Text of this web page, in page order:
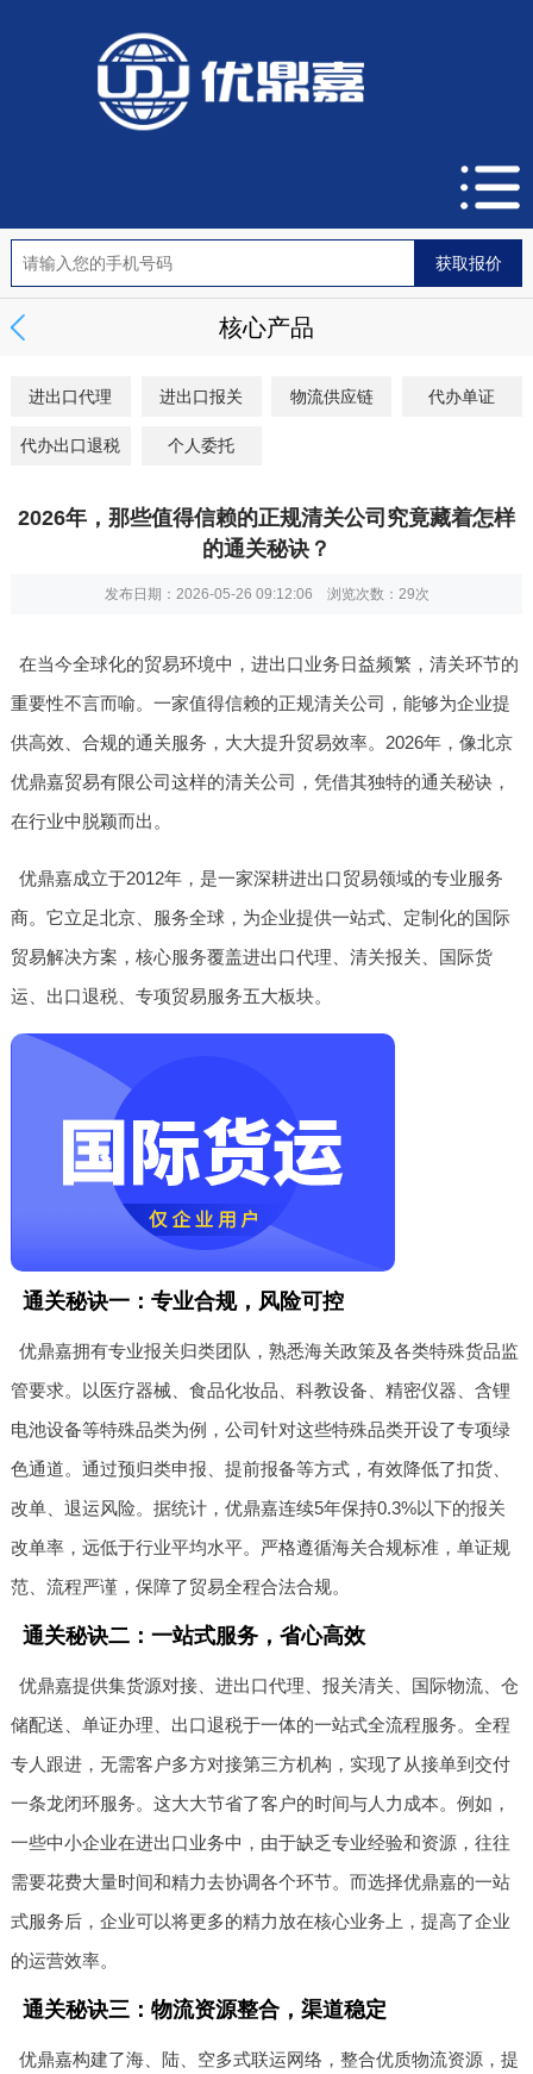
核心产品
进出口代理 进出口报关 物流供应链 代办单证
代办出口退税 个人委托
2026年，那些值得信赖的正规清关公司究竟藏着怎样
的通关秘诀？
发布日期：2026-05-26 09:12:06 浏览次数： 29次
在当今全球化的贸易环境中，进出口业务日益频繁，清关环节的
重要性不言而喻。一家值得信赖的正规清关公司，能够为企业提
供高效、合规的通关服务，大大提升贸易效率。2026年，像北京
优鼎嘉贸易有限公司这样的清关公司，凭借其独特的通关秘诀，
在行业中脱颖而出。
优鼎嘉成立于2012年，是一家深耕进出口贸易领域的专业服务
商。它立足北京、服务全球，为企业提供一站式、定制化的国际
贸易解决方案，核心服务覆盖进出口代理、清关报关、国际货
运、出口退税、专项贸易服务五大板块。
通关秘诀一：专业合规，风险可控
优鼎嘉拥有专业报关归类团队，熟悉海关政策及各类特殊货品监
管要求。以医疗器械、食品化妆品、科教设备、精密仪器、含锂
电池设备等特殊品类为例，公司针对这些特殊品类开设了专项绿
色通道。通过预归类申报、提前报备等方式，有效降低了扣货、
改单、退运风险。据统计，优鼎嘉连续5年保持0.3%以下的报关
改单率，远低于行业平均水平。严格遵循海关合规标准，单证规
范、流程严谨，保障了贸易全程合法合规。
通关秘诀二：一站式服务，省心高效
优鼎嘉提供集货源对接、进出口代理、报关清关、国际物流、仓
储配送、单证办理、出口退税于一体的一站式全流程服务。全程
专人跟进，无需客户多方对接第三方机构，实现了从接单到交付
一条龙闭环服务。这大大节省了客户的时间与人力成本。例如，
一些中小企业在进出口业务中，由于缺乏专业经验和资源，往往
需要花费大量时间和精力去协调各个环节。而选择优鼎嘉的一站
式服务后，企业可以将更多的精力放在核心业务上，提高了企业
的运营效率。
通关秘诀三：物流资源整合，渠道稳定
优鼎嘉构建了海、陆、空多式联运网络，整合优质物流资源，提